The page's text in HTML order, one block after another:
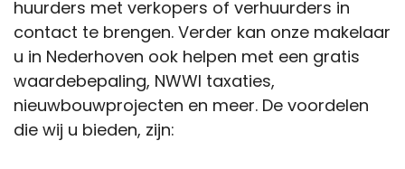
huurders met verkopers of verhuurders in
contact te brengen. Verder kan onze makelaar
u in Nederhoven ook helpen met een gratis
waardebepaling, NWWI taxaties,
nieuwbouwprojecten en meer. De voordelen
die wij u bieden, zijn: